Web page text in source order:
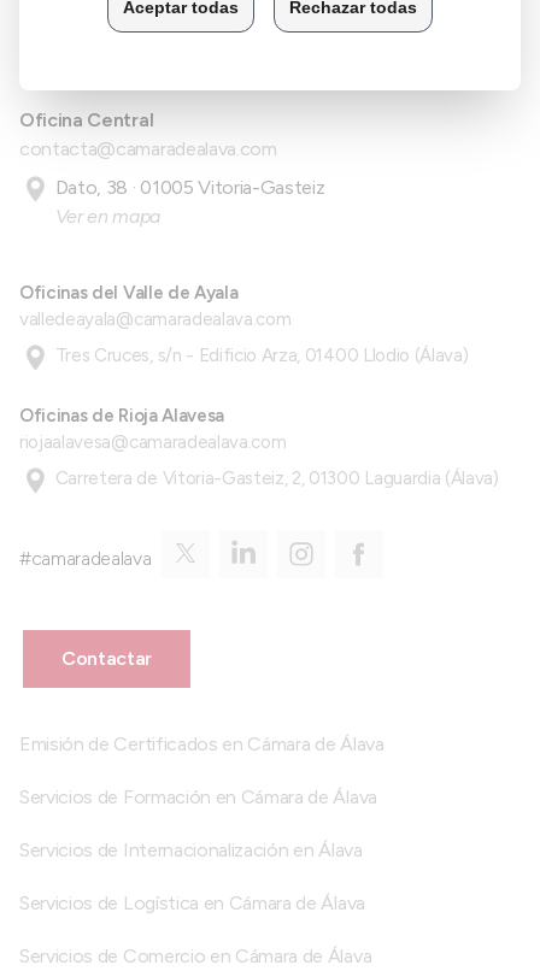
Oficina Central
contacta@camaradealava.com
Dato, 38 · 01005 Vitoria-Gasteiz
Ver en mapa
Oficinas del Valle de Ayala
valledeayala@camaradealava.com
Tres Cruces, s/n - Edificio Arza, 01400 Llodio (Álava)
Oficinas de Rioja Alavesa
riojaalavesa@camaradealava.com
Carretera de Vitoria-Gasteiz, 2, 01300 Laguardia (Álava)
#camaradealava
Contactar
Emisión de Certificados en Cámara de Álava
Servicios de Formación en Cámara de Álava
Servicios de Internacionalización en Álava
Servicios de Logística en Cámara de Álava
Servicios de Comercio en Cámara de Álava